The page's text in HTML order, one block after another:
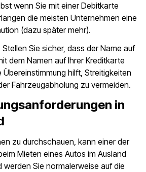
wenn Sie mit einer Debitkarte
die meisten Unternehmen eine
(dazu später mehr).
Stellen Sie sicher, dass der Name auf
dem Namen auf Ihrer Kreditkarte
Übereinstimmung hilft, Streitigkeiten
Fahrzeugabholung zu vermeiden.
in
zu durchschauen, kann einer der
Mieten eines Autos im Ausland
werden Sie normalerweise auf die